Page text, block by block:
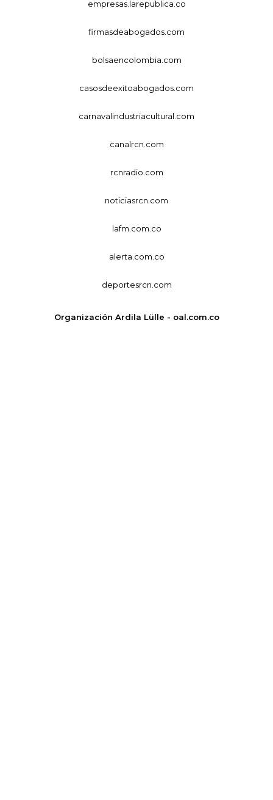
empresas.larepublica.co
firmasdeabogados.com
bolsaencolombia.com
casosdeexitoabogados.com
carnavalindustriacultural.com
canalrcn.com
rcnradio.com
noticiasrcn.com
lafm.com.co
alerta.com.co
deportesrcn.com
Organización Ardila Lülle - oal.com.co